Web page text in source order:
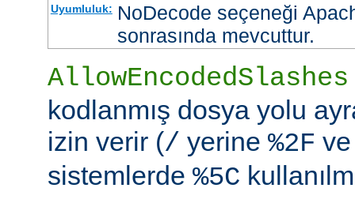
Uyumluluk: NoDecode seçeneği
sonrasında mevcuttur.
AllowEncodedSlashes
kodlanmış dosya yolu
izin verir (/ yerine %2F
sistemlerde %5C